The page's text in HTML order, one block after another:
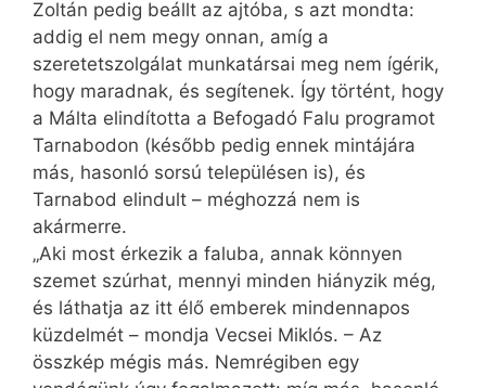
Zoltán pedig beállt az ajtóba, s azt mondta:
addig el nem megy onnan, amíg a
szeretetszolgálat munkatársai meg nem ígérik,
hogy maradnak, és segítenek. Így történt, hogy
a Málta elindította a Befogadó Falu programot
Tarnabodon (később pedig ennek mintájára
más, hasonló sorsú településen is), és
Tarnabod elindult – méghozzá nem is
akármerre.
„Aki most érkezik a faluba, annak könnyen
szemet szúrhat, mennyi minden hiányzik még,
és láthatja az itt élő emberek mindennapos
küzdelmét – mondja Vecsei Miklós. – Az
összkép mégis más. Nemrégiben egy